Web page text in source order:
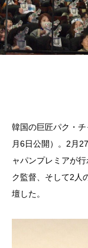
韓国の巨匠パク・
月6日公開）。2月
ャパンプレミアが
ク監督、そして2人
壇した。